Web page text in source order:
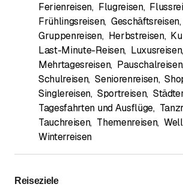
Ferienreisen, Flugreisen,
Frühlingsreisen, Geschäftsreisen,
Gruppenreisen, Herbstreisen,
Last-Minute-Reisen, Luxusreisen,
Mehrtagesreisen, Pauschalreisen
Schulreisen, Seniorenreisen,
Singlereisen, Sportreisen,
Tagesfahrten und Ausflüge,
Tauchreisen, Themenreisen,
Winterreisen
Reiseziele